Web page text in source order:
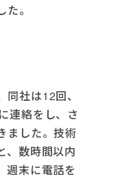
。
社は12回、
連絡をし、さ
ました。技術
、数時間以内
週末に電話を